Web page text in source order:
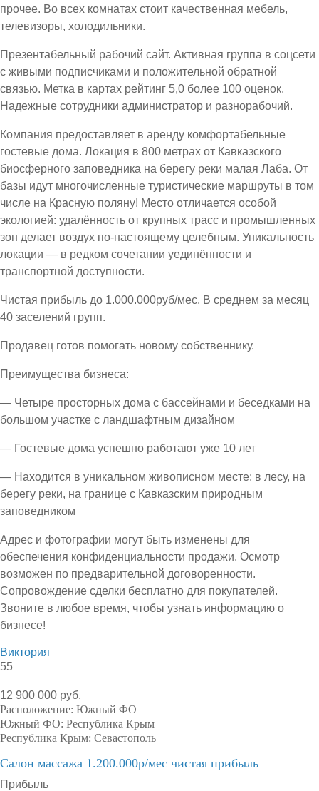
прочее. Во всех комнатах стоит качественная мебель,
телевизоры, холодильники.
Презентабельный рабочий сайт. Активная группа в соцсети
с живыми подписчиками и положительной обратной
связью. Метка в картах рейтинг 5,0 более 100 оценок.
Надежные сотрудники администратор и разнорабочий.
Компания предоставляет в аренду комфортабельные
гостевые дома. Локация в 800 метрах от Кавказского
биосферного заповедника на берегу реки малая Лаба. От
базы идут многочисленные туристические маршруты в том
числе на Красную поляну! Место отличается особой
экологией: удалённость от крупных трасс и промышленных
зон делает воздух по-настоящему целебным. Уникальность
локации — в редком сочетании уединённости и
транспортной доступности.
Чистая прибыль до 1.000.000руб/мес. В среднем за месяц
40 заселений групп.
Продавец готов помогать новому собственнику.
Преимущества бизнеса:
— Четыре просторных дома с бассейнами и беседками на
большом участке с ландшафтным дизайном
— Гостевые дома успешно работают уже 10 лет
— Находится в уникальном живописном месте: в лесу, на
берегу реки, на границе с Кавказским природным
заповедником
Адрес и фотографии могут быть изменены для
обеспечения конфиденциальности продажи. Осмотр
возможен по предварительной договоренности.
Сопровождение сделки бесплатно для покупателей.
Звоните в любое время, чтобы узнать информацию о
бизнесе!
Виктория
55
12 900 000 руб.
Расположение: Южный ФО
Южный ФО: Республика Крым
Республика Крым: Севастополь
Салон массажа 1.200.000р/мес чистая прибыль
Прибыль